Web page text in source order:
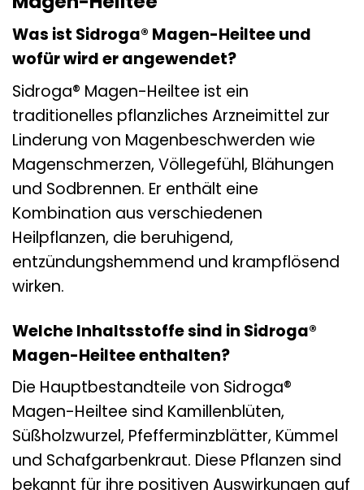
Was ist Sidroga® Magen-Heiltee und
wofür wird er angewendet?
Sidroga® Magen-Heiltee ist ein
traditionelles pflanzliches Arzneimittel zur
Linderung von Magenbeschwerden wie
Magenschmerzen, Völlegefühl, Blähungen
und Sodbrennen. Er enthält eine
Kombination aus verschiedenen
Heilpflanzen, die beruhigend,
entzündungshemmend und krampflösend
wirken.
Welche Inhaltsstoffe sind in Sidroga®
Magen-Heiltee enthalten?
Die Hauptbestandteile von Sidroga®
Magen-Heiltee sind Kamillenblüten,
Süßholzwurzel, Pfefferminzblätter, Kümmel
und Schafgarbenkraut. Diese Pflanzen sind
bekannt für ihre positiven Auswirkungen auf